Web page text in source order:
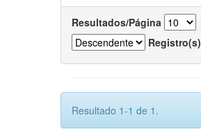
Resultados/Página
Registro(s)
Resultado 1-1 de 1.